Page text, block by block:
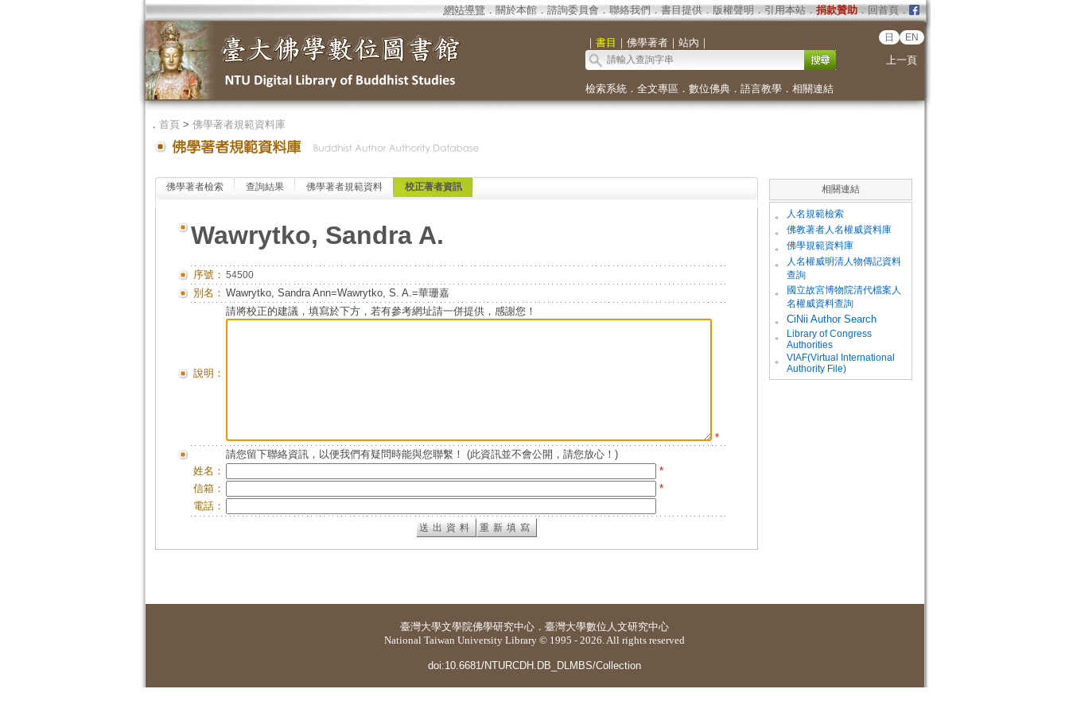
網站導覽 ． 關於本館． 諮詢委員會． 聯絡我們 ． 書目提供． 版權聲明 ． 引用本站． 捐款贊助．回首頁．
｜ 書目 ｜ 佛學著者｜ 站內 ｜ 日 EN
上一頁
檢索系統． 全文專區 ． 數位佛典． 語言教學． 相關連結
． 首頁> 佛學著者規範資料庫
佛學著者檢索 查詢結果 佛學著者規範資料 校正著者資訊
Wawrytko, Sandra A.
序號： 54500
別名： Wawrytko, Sandra Ann=Wawrytko, S. A.=華珊嘉
說明：
請將校正的建議，填寫於下方，若有參考網址請一併提供，感謝您！
*
請您留下聯絡資訊，以便我們有疑問時能與您聯繫！ (此資訊並不會公開，請您放心！)
姓名：
*
信箱：
*
電話：
相關連結
。 人名規範檢索
。 佛教著者人名權威資料庫
。 佛學規範資料庫
。
人名權威明清人物傳記資料
查詢
。
國立故宮博物院清代檔案人
名權威資料查詢
。
CiNii Author Search
。
Library of Congress
Authorities
。
VIAF(Virtual International
Authority File)
臺灣大學文學院佛學研究中心 ． 臺灣大學數位人文研究中心
National Taiwan University Library © 1995 - 2026. All rights reserved
doi:10.6681/NTURCDH.DB_DLMBS/Collection